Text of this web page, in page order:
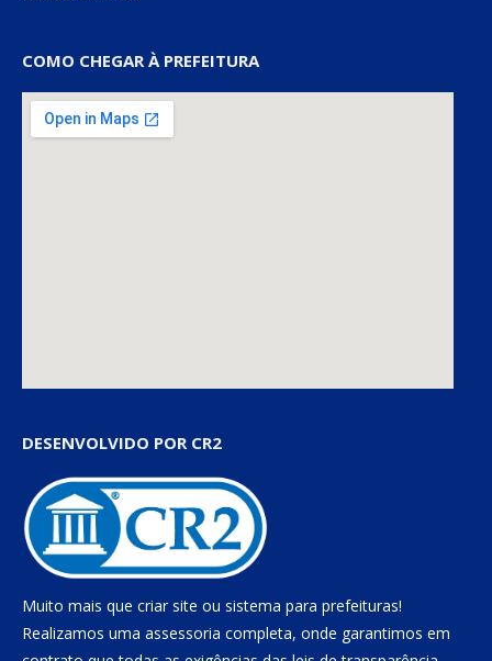
COMO CHEGAR À PREFEITURA
DESENVOLVIDO POR CR2
Muito mais que criar site ou sistema para prefeituras!
Realizamos uma assessoria completa, onde garantimos em